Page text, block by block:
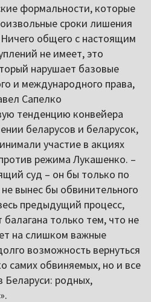
формальности, которые
сроки лишения
общего с настоящим
не имеет, это
нарушает базовые
и международного права,
Сапелко
тенденцию конвейера
беларусов и беларусок,
участие в акциях
режима Лукашенко. –
суд – он бы только по
вынес бы обвинительного
предыдущий процесс,
только тем, что не
на слишком важные
возможность вернуться
самих обвиняемых, но и все
Беларуси: родных,